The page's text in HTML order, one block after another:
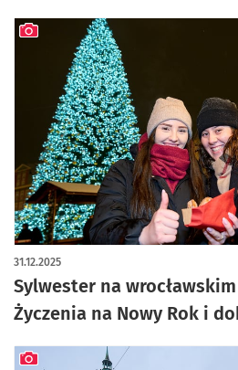
Sylwester na
Życzenia na Nowy Rok i
31.12.2025
artykuł z galerią zdjęć